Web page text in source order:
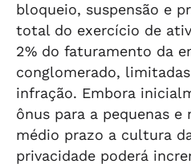
bloqueio, suspensão e
total do exercício de
2% do faturamento da
conglomerado,
infração. Embora
ônus para a pequenas e
médio prazo a cultura
privacidade poderá